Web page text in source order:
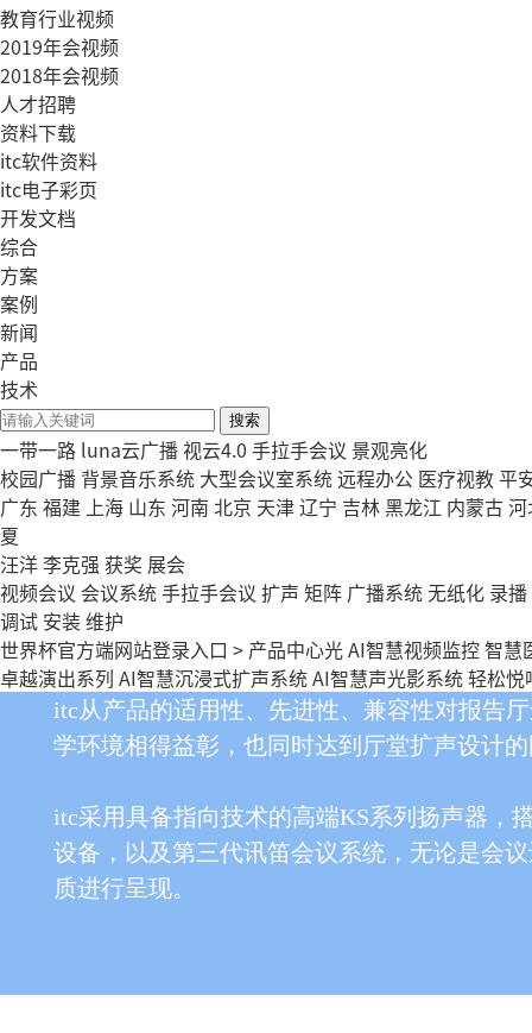
教育行业视频
2019年会视频
2018年会视频
人才招聘
资料下载
itc软件资料
itc电子彩页
开发文档
综合
方案
案例
新闻
产品
技术
搜索
一带一路 luna云广播 视云4.0 手拉手会议 景观亮化
校园广播 背景音乐系统 大型会议室系统远程办公 医疗视教平
广东 福建 上海 山东 河南 北京 天津辽宁 吉林黑龙江 内蒙古
夏
汪洋李克强 获奖 展会
视频会议 会议系统手拉手会议 扩声 矩阵 广播系统无纸化 录播
调试 安装维护
世界杯官方端网站登录入口 > 产品中心光AI智慧视频监控智慧
卓越演出系列 AI智慧沉浸式扩声系统AI智慧声光影系统轻松悦
系列概述
报告厅的扩声设计，需要兼容会议与中小型
itc从产品的适用性、先进性、兼容性对报告
学环境相得益彰，也同时达到厅堂扩声设计
itc采用具备指向技术的高端KS系列扬声器，
设备，以及第三代讯笛会议系统，无论是会
质进行呈现。